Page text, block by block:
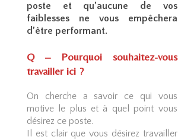
poste et qu’aucune de vos
faiblesses ne vous empêchera
d’être performant.
Q – Pourquoi souhaitez-vous
travailler ici ?
On cherche a savoir ce qui vous
motive le plus et à quel point vous
désirez ce poste.
Il est clair que vous désirez travailler